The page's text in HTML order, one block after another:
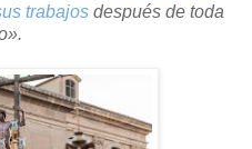
trabajos después de toda